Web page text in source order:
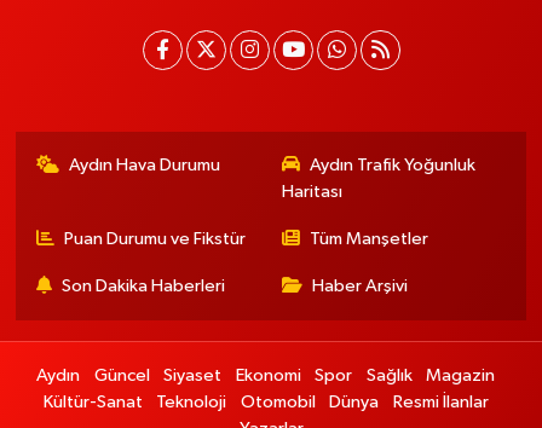
Aydın Hava Durumu
Aydın Trafik Yoğunluk
Haritası
Puan Durumu ve Fikstür Tüm Manşetler
Son Dakika Haberleri Haber Arşivi
Aydın Güncel Siyaset Ekonomi Spor Sağlık
Magazin
Kültür-Sanat
Teknoloji Otomobil Dünya
Resmi İlanlar